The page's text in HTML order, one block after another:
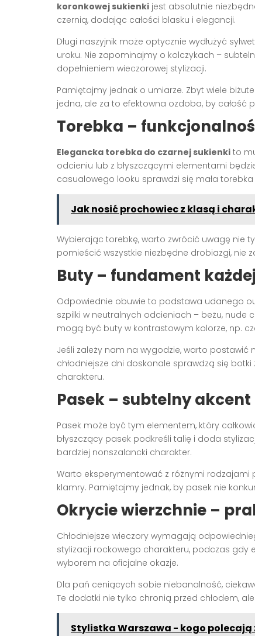
koronkowej sukienki jest absolutnie
czernią, dodając całości blasku i elegancji.
Długi naszyjnik może optycznie wydłużyć
uroku. Nie zapominajmy o kolczykach –
dopełnieniem wieczorowej stylizacji.
Pamiętajmy jednak o umiarze. Zbyt wiele
jedna, ale za to efektowna ozdoba, by całość
Torebka –
Elegancka torebka do czarnej sukienki to
odcieniu lub z błyszczącymi elementami
casualowego looku sprawdzi się mała
Jak nosić prochowiec z klasą i
Wybierając torebkę, warto zwrócić uwagę nie
pomieścić wszystkie niezbędne drobiazgi, nie
Buty – fundament
Odpowiednie obuwie to podstawa udanego
szpilki w neutralnych odcieniach – beżu, nude
mogą być buty w kontrastowym kolorze, np.
Jeśli zależy nam na wygodzie, warto postawić
chłodniejsze dni doskonale sprawdzą się
charakteru.
Pasek – subtelny
Pasek może być tym elementem, który
błyszczący pasek podkreśli talię i doda
bardziej nonszalancki charakter.
Warto eksperymentować z różnymi rodzajami
klamry. Pamiętajmy jednak, by pasek nie
Okrycie wierzchnie –
Chłodniejsze wieczory wymagają
stylizacji rockowego charakteru, podczas gdy
wyborem na oficjalne okazje.
Dla pań ceniących sobie niebanalność,
Te dodatki nie tylko chronią przed chłodem,
Stylistka Warszawa - kogo